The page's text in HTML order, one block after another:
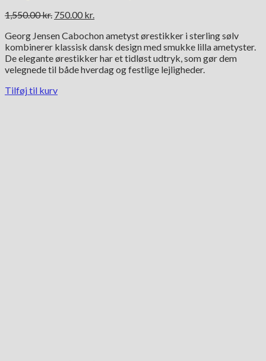
1,550.00kr. Den
pris
var:
1,550.00 kr..
750.00 kr.
pris
er:
750.00 kr..
Georg Jensen Cabochon ametyst ørestikker i sterling sølv
kombinerer klassisk dansk design med smukke lilla ametyster.
De elegante ørestikker har et tidløst udtryk, som gør dem
velegnede til både hverdag og festlige lejligheder.
Tilføj til kurv